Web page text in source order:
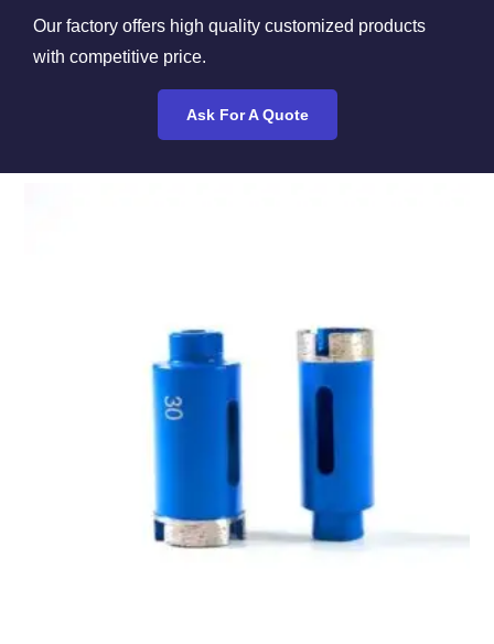
Our factory offers high quality customized products
with competitive price.
Ask For A Quote